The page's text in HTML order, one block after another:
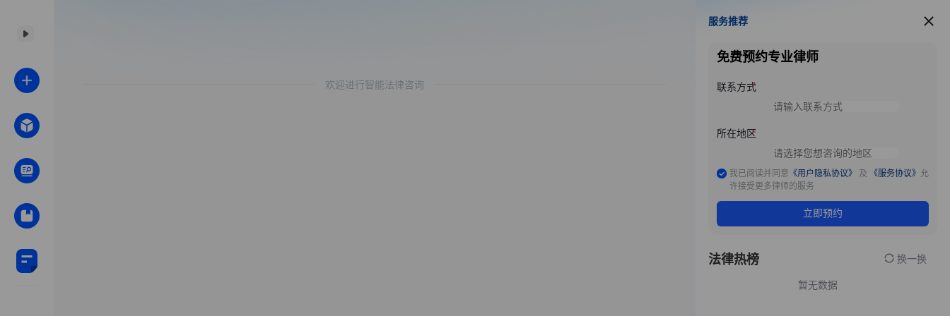
欢迎进行智能法律咨询
服务推荐
服务推荐
免费预约专业律师
联系方式
所在地区
我已阅读并同意 《用户隐私协议》 及 《服务协议》 允
许接受更多律师的服务
立即预约
法律热榜 换一换
暂无数据